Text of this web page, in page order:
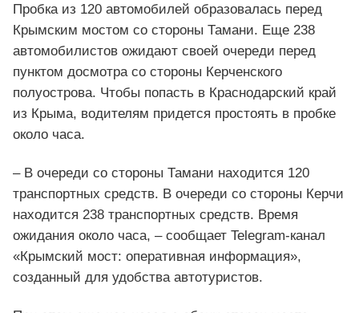
Пробка из 120 автомобилей образовалась перед
Крымским мостом со стороны Тамани. Еще 238
автомобилистов ожидают своей очереди перед
пунктом досмотра со стороны Керченского
полуострова. Чтобы попасть в Краснодарский край
из Крыма, водителям придется простоять в пробке
около часа.
– В очереди со стороны Тамани находится 120
транспортных средств. В очереди со стороны Керчи
находится 238 транспортных средств. Время
ожидания около часа, – сообщает Telegram-канал
«Крымский мост: оперативная информация»,
созданный для удобства автотуристов.